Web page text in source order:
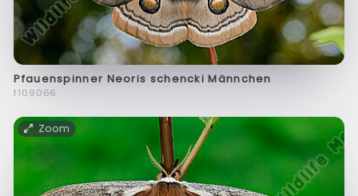
Pfauenspinner Neoris schencki Männchen
f109066
Zoom